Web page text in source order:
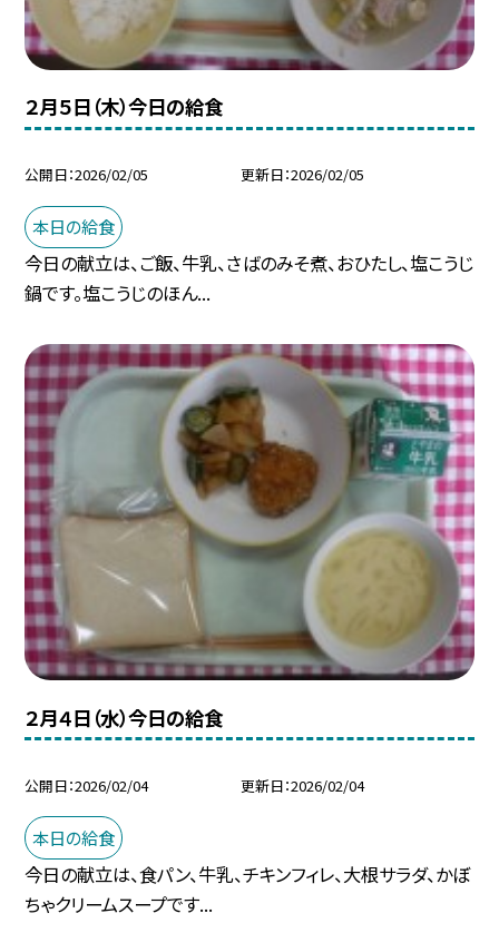
２月５日（木）今日の給食
公開日 2026/02/05 更新日 2026/02/05
本日の給食
今日の献立は、ご飯、牛乳、さばのみそ煮、おひたし、塩こうじ
鍋です。塩こうじのほん...
２月４日（水）今日の給食
公開日 2026/02/04 更新日 2026/02/04
本日の給食
今日の献立は、食パン、牛乳、チキンフィレ、大根サラダ、かぼ
ちゃクリームスープです...